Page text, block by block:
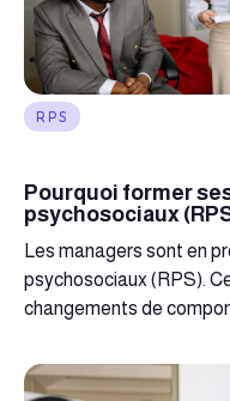
RPS
Pourquoi former
psychosociaux
Les managers sont en
psychosociaux (RPS).
changements de